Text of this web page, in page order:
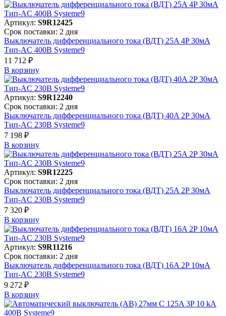
Артикул: S9R12425
Срок поставки: 2 дня
Выключатель дифференциального тока (ВДТ) 25A 4P 30мА
Тип-AC 400В Systeme9
11 712 ₽
В корзинy
Артикул: S9R12240
Срок поставки: 2 дня
Выключатель дифференциального тока (ВДТ) 40A 2P 30мА
Тип-AC 230В Systeme9
7 198 ₽
В корзинy
Артикул: S9R12225
Срок поставки: 2 дня
Выключатель дифференциального тока (ВДТ) 25A 2P 30мА
Тип-AC 230В Systeme9
7 320 ₽
В корзинy
Артикул: S9R11216
Срок поставки: 2 дня
Выключатель дифференциального тока (ВДТ) 16A 2P 10мА
Тип-AC 230В Systeme9
9 272 ₽
В корзинy